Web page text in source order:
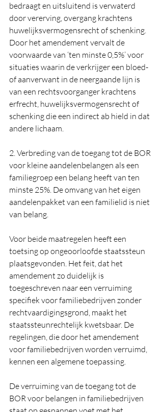
bedraagt en uitsluitend is verwaterd
door vererving, overgang krachtens
huwelijksvermogensrecht of schenking.
Door het amendement vervalt de
voorwaarde van ‘ten minste 0,5%’ voor
situaties waarin de verkrijger een bloed-
of aanverwant in de neergaande lijn is
van een rechtsvoorganger krachtens
erfrecht, huwelijksvermogensrecht of
schenking die een indirect ab hield in dat
andere lichaam.
2. Verbreding van de toegang tot de BOR
voor kleine aandelenbelangen als een
familiegroep een belang heeft van ten
minste 25%. De omvang van het eigen
aandelenpakket van een familielid is niet
van belang.
Voor beide maatregelen heeft een
toetsing op ongeoorloofde staatssteun
plaatsgevonden. Het feit, dat het
amendement zo duidelijk is
toegeschreven naar een verruiming
specifiek voor familiebedrijven zonder
rechtvaardigingsgrond, maakt het
staatssteunrechtelijk kwetsbaar. De
regelingen, die door het amendement
voor familiebedrijven worden verruimd,
kennen een algemene toepassing.
De verruiming van de toegang tot de
BOR voor belangen in familiebedrijven